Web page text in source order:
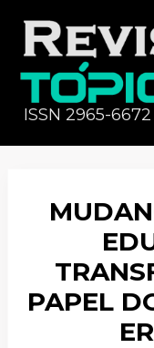
ISSN 2965-
PAPEL